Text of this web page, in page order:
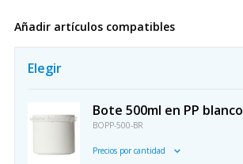
Añadir artículos compatibles
Elegir
Bote 500ml en PP blanco
BOPP-500-BR
Precios por cantidad